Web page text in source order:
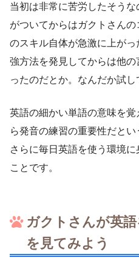
当初は非常に苦労したそう
がついてからはガクトさん
のスキル自体が急激に上が
強方法を発見してからは他
ったのだとか。なんだか試し
英語の細かい単語の意味を
ら発音の練習の重要性だとい
さらに毎日英語を使う環境
ことです。
ガクトさんが英
を見てみよう